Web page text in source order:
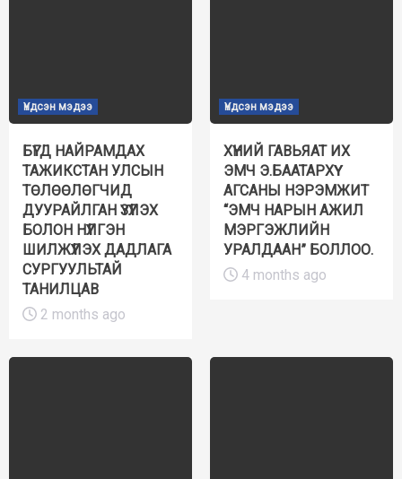
Үндсэн мэдээ
БҮГД НАЙРАМДАХ
ТАЖИКСТАН УЛСЫН
ТӨЛӨӨЛӨГЧИД
ДУУРАЙЛГАН ҮЗҮҮЛЭХ
БОЛОН НҮҮЛГЭН
ШИЛЖҮҮЛЭХ ДАДЛАГА
СУРГУУЛЬТАЙ
ТАНИЛЦАВ
2 months ago
Үндсэн мэдээ
ХҮНИЙ ГАВЬЯАТ ИХ
ЭМЧ Э.БААТАРХҮҮ
АГСАНЫ НЭРЭМЖИТ
“ЭМЧ НАРЫН АЖИЛ
МЭРГЭЖЛИЙН
УРАЛДААН” БОЛЛОО.
4 months ago